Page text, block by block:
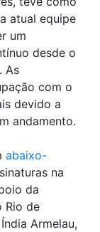
atual equipe
um
desde o
As
com o
devido a
andamento.
abaixo-
na
da
Rio de
Armelau,